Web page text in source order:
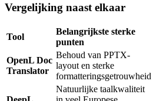
Vergelijking naast elkaar
Tool
Belangrijkste sterke
punten
OpenL Doc
Translator
Behoud van PPTX-
layout en sterke
formatteringsgetrouwheid
Natuurlijke taalkwaliteit